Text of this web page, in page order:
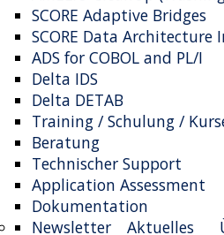
SCORE Adaptive Bridges
SCORE Data Architecture
ADS for COBOL and PL/I
Delta IDS
Delta DETAB
Training / Schulung /
Beratung
Technischer Support
Application Assessment
Dokumentation
Aktuelles
Newsletter